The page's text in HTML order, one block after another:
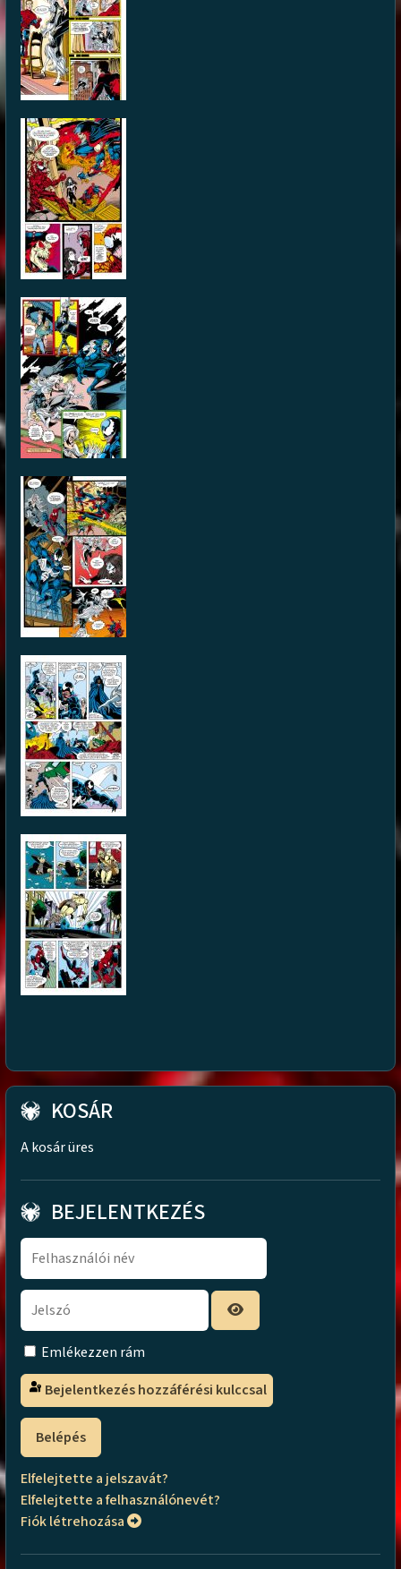
KOSÁR
A kosár üres
BEJELENTKEZÉS
Emlékezzen rám
Bejelentkezés hozzáférési kulccsal
Belépés
Elfelejtette a jelszavát?
Elfelejtette a felhasználónevét?
Fiók létrehozása